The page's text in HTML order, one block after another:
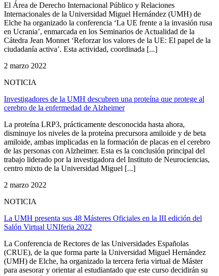
El Área de Derecho Internacional Público y Relaciones
Internacionales de la Universidad Miguel Hernández (UMH) de
Elche ha organizado la conferencia ‘La UE frente a la invasión rusa
en Ucrania’, enmarcada en los Seminarios de Actualidad de la
Cátedra Jean Monnet ‘Reforzar los valores de la UE: El papel de la
ciudadanía activa’. Esta actividad, coordinada [...]
2 marzo 2022
NOTICIA
Investigadores de la UMH descubren una proteína que protege al
cerebro de la enfermedad de Alzheimer
La proteína LRP3, prácticamente desconocida hasta ahora,
disminuye los niveles de la proteína precursora amiloide y de beta
amiloide, ambas implicadas en la formación de placas en el cerebro
de las personas con Alzheimer. Esta es la conclusión principal del
trabajo liderado por la investigadora del Instituto de Neurociencias,
centro mixto de la Universidad Miguel [...]
2 marzo 2022
NOTICIA
La UMH presenta sus 48 Másteres Oficiales en la III edición del
Salón Virtual UNIferia 2022
La Conferencia de Rectores de las Universidades Españolas
(CRUE), de la que forma parte la Universidad Miguel Hernández
(UMH) de Elche, ha organizado la tercera feria virtual de Máster
para asesorar y orientar al estudiantado que este curso decidirán su